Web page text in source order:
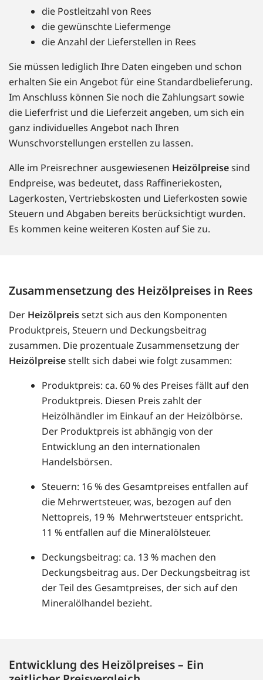
die Postleitzahl von Rees
die gewünschte Liefermenge
die Anzahl der Lieferstellen in Rees
Sie müssen lediglich Ihre Daten eingeben und schon
erhalten Sie ein Angebot für eine Standardbelieferung.
Im Anschluss können Sie noch die Zahlungsart sowie
die Lieferfrist und die Lieferzeit angeben, um sich ein
ganz individuelles Angebot nach Ihren
Wunschvorstellungen erstellen zu lassen.
Alle im Preisrechner ausgewiesenen Heizölpreisesind
Endpreise, was bedeutet, dass Raffineriekosten,
Lagerkosten, Vertriebskosten und Lieferkosten sowie
Steuern und Abgaben bereits berücksichtigt wurden.
Es kommen keine weiteren Kosten auf Sie zu.
Zusammensetzung des Heizölpreises in Rees
Der Heizölpreissetzt sich aus den Komponenten
Produktpreis, Steuern und Deckungsbeitrag
zusammen. Die prozentuale Zusammensetzung der
Heizölpreisestellt sich dabei wie folgt zusammen:
Produktpreis: ca. 60 % des Preises fällt auf den
Produktpreis. Diesen Preis zahlt der
Heizölhändler im Einkauf an der Heizölbörse.
Der Produktpreis ist abhängig von der
Entwicklung an den internationalen
Handelsbörsen.
Steuern: 16 % des Gesamtpreises entfallen auf
die Mehrwertsteuer, was, bezogen auf den
Nettopreis, 19 % Mehrwertsteuer entspricht.
11 % entfallen auf die Mineralölsteuer.
Deckungsbeitrag: ca. 13 % machen den
Deckungsbeitrag aus. Der Deckungsbeitrag ist
der Teil des Gesamtpreises, der sich auf den
Mineralölhandel bezieht.
Entwicklung des Heizölpreises – Ein